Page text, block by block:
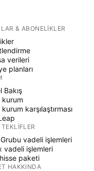
& ABONELIKLER
verileri
planları
Bakış
kurum
kurum karşılaştırması
vadeli işlemleri
vadeli işlemleri
paketi
HAKKINDA